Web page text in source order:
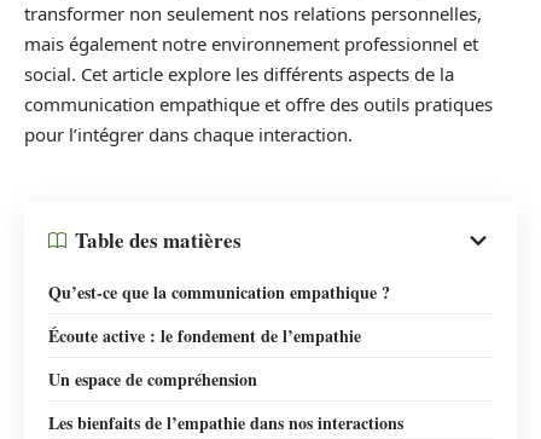
transformer non seulement nos relations personnelles,
mais également notre environnement professionnel et
social. Cet article explore les différents aspects de la
communication empathique et offre des outils pratiques
pour l’intégrer dans chaque interaction.
Table des matières
Qu’est-ce que la communication empathique ?
Écoute active : le fondement de l’empathie
Un espace de compréhension
Les bienfaits de l’empathie dans nos interactions